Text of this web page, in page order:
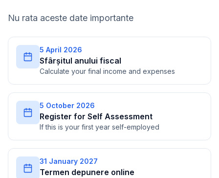
Nu rata aceste date importante
5 April 2026
Sfârșitul anului fiscal
Calculate your final income and expenses
5 October 2026
Register for Self Assessment
If this is your first year self-employed
31 January 2027
Termen depunere online